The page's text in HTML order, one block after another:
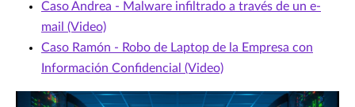
Caso Andrea - Malware infiltrado a través de un e-
mail (Video)
Caso Ramón - Robo de Laptop de la Empresa con
Información Confidencial (Video)